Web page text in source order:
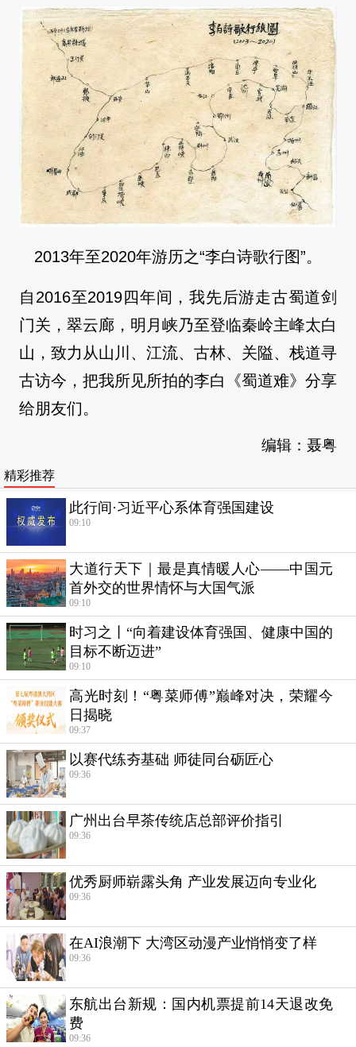
2013年至2020年游历之“李白诗歌行图”。
自2016至2019四年间，我先后游走古蜀道剑
门关，翠云廊，明月峡乃至登临秦岭主峰太白
山，致力从山川、江流、古林、关隘、栈道寻
古访今，把我所见所拍的李白《蜀道难》分享
给朋友们。
编辑：聂粤
精彩推荐